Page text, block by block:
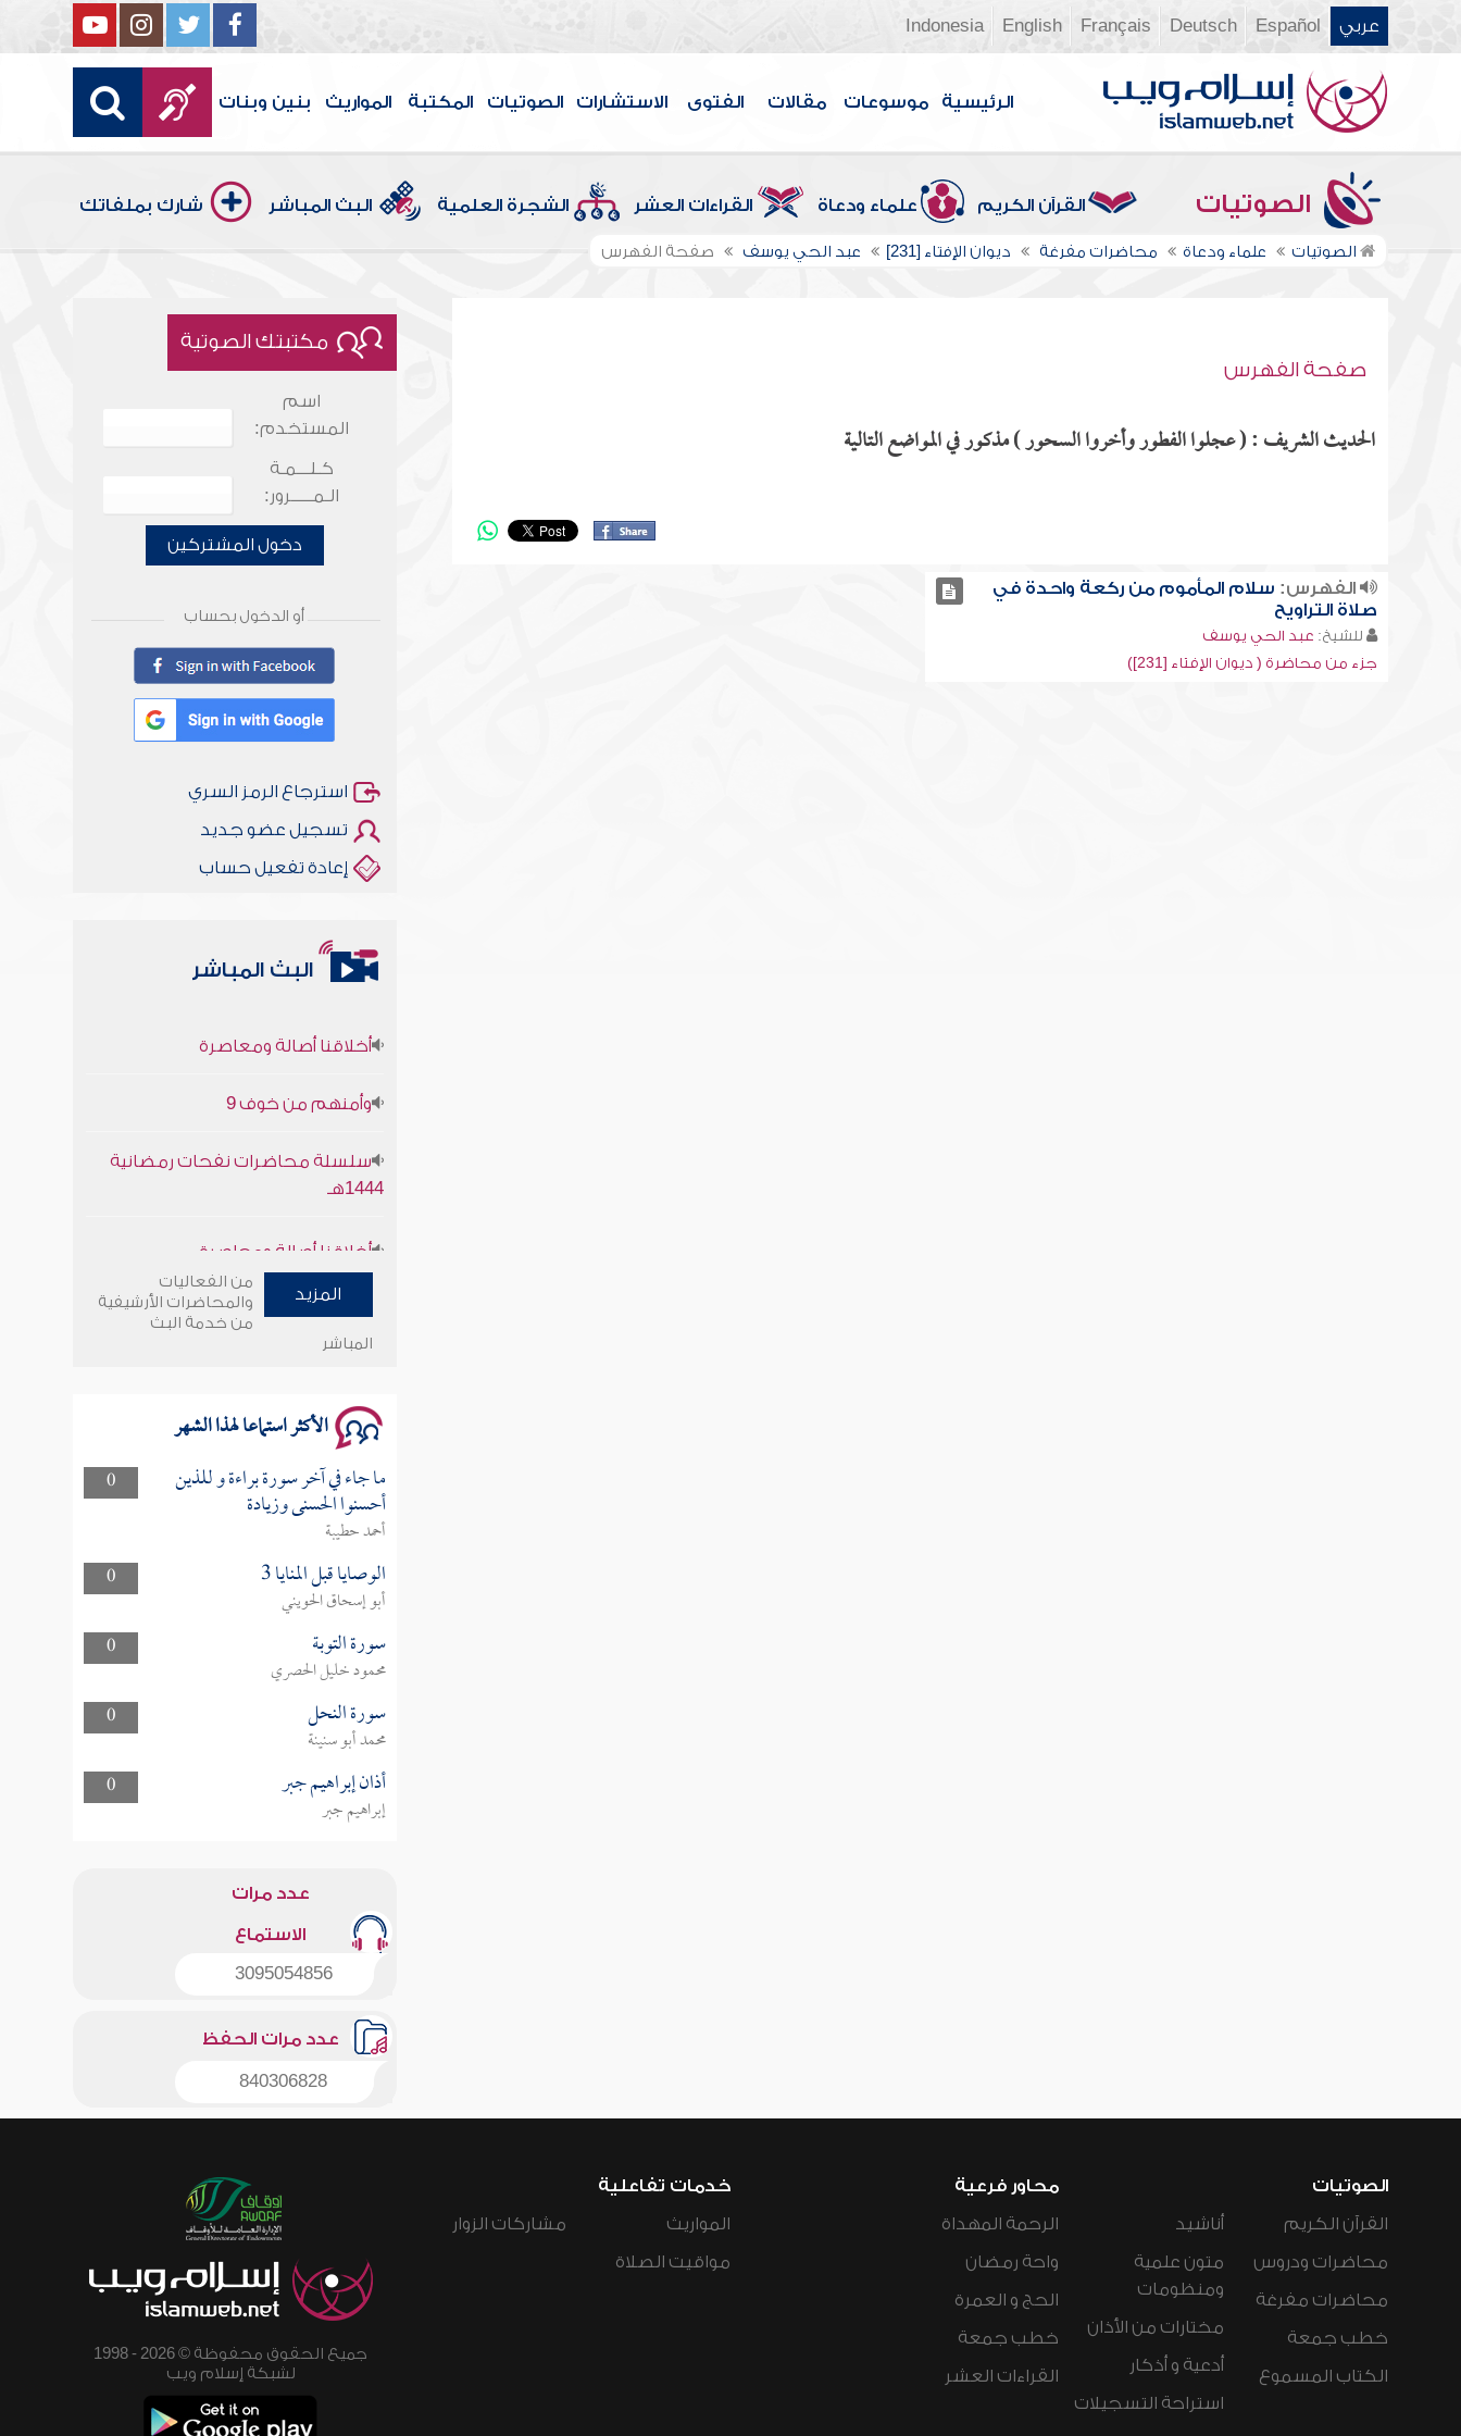
عربي Español
Deutsch
Français
English
Indonesia
الرئيسية موسوعات مقالات الفتوى الاستشارات الصوتيات المكتبة المواريث بنين وبنات
الصوتيات القرآن الكريم علماء ودعاة القراءات العشر الشجرة العلمية البث المباشر شارك بملفاتك
الصوتيات علماء ودعاة محاضرات مفرغة ديوان الإفتاء [231] عبد الحي يوسف صفحة الفهرس
صفحة الفهرس
الحديث الشريف : ( عجلوا الفطور وأخروا السحور ) مذكور في المواضع التالية
الفهرس: سلام المأموم من ركعة واحدة في
صلاة التراويح
للشيخ: عبد الحي يوسف
جزء من محاضرة ( ديوان الإفتاء [231])
مكتبتك الصوتية
اسم
المستخدم:
كـلـــمـة
الـمـــــرور:
دخول المشتركين
أو الدخول بحساب
استرجاع الرمز السري
تسجيل عضو جديد
إعادة تفعيل حساب
البث المباشر
1444هـ
وأمنهم من خوف 9
سلسلة محاضرات نفحات رمضانية
المزيد
من الفعاليات
والمحاضرات الأرشيفية
من خدمة البث
المباشر
الأكثر استماعا لهذا الشهر
0 ما جاء في آخر سورة براءة و للذين
أحسنوا الحسنى وزيادة
أحمد حطيبة
0
الوصايا قبل المنايا 3
أبو إسحاق الحويني
0
سورة التوبة
محمود خليل الحصري
0
سورة النحل
محمد أبو سنينة
0
أذان إبراهيم جبر
إبراهيم جبر
عدد مرات
الاستماع
3095054856
عدد مرات الحفظ
840306828
الصوتيات
القرآن الكريم
محاضرات ودروس
محاضرات مفرغة
خطب جمعة
الكتاب المسموع
أناشيد
متون علمية
ومنظومات
مختارات من الأذان
أدعية و أذكار
استراحة التسجيلات
محاور فرعية
الرحمة المهداة
واحة رمضان
الحج و العمرة
خطب جمعة
القراءات العشر
خدمات تفاعلية
المواريث
مواقيت الصلاة
مشاركات الزوار
جميع الحقوق محفوظة © 2026 - 1998
لشبكة إسلام ويب